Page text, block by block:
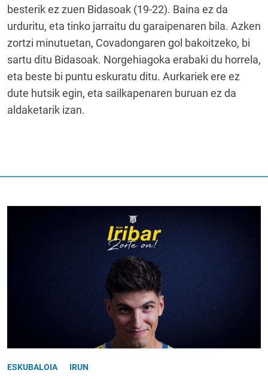
besterik ez zuen Bidasoak (19-22). Baina ez da
urduritu, eta tinko jarraitu du garaipenaren bila. Azken
zortzi minutuetan, Covadongaren gol bakoitzeko, bi
sartu ditu Bidasoak. Norgehiagoka erabaki du horrela,
eta beste bi puntu eskuratu ditu. Aurkariek ere ez
dute hutsik egin, eta sailkapenaren buruan ez da
aldaketarik izan.
ESKUBALOIA IRUN